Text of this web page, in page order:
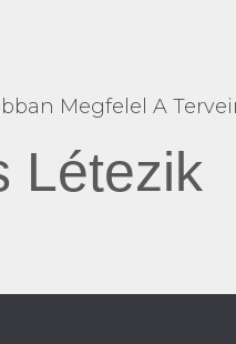
Megfelel A
Létezik